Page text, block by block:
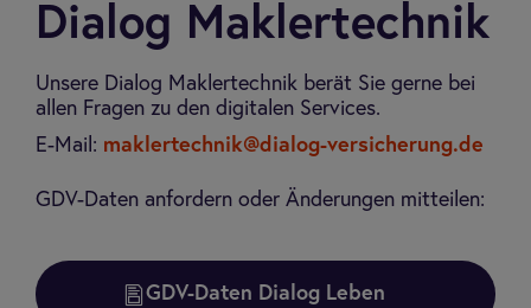
Dia­log Mak­ler­tech­nik
Unsere Dialog Maklertechnik berät Sie gerne bei
allen Fragen zu den digitalen Services.
E-Mail: maklertechnik@dialog-versicherung.de
GDV-Daten anfordern oder Änderungen mitteilen:
GDV-Daten Dialog Leben